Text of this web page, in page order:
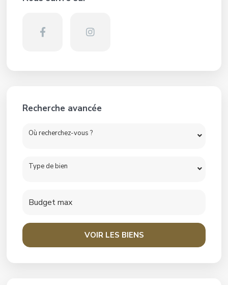
Recherche avancée
Où recherchez-vous ?
Type de bien
VOIR LES BIENS